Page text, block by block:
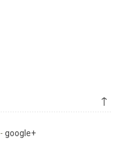
↑
- google+